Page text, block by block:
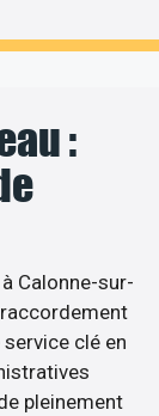
:
Calonne-sur-
clé en
pleinement